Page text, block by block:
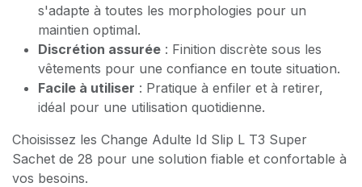
s'adapte à toutes les morphologies pour un
maintien optimal.
Discrétion assurée : Finition discrète sous les
vêtements pour une confiance en toute situation.
Facile à utiliser : Pratique à enfiler et à retirer,
idéal pour une utilisation quotidienne.
Choisissez les Change Adulte Id Slip L T3 Super
Sachet de 28 pour une solution fiable et confortable à
vos besoins.